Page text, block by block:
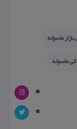
ماسوله
ماسوله